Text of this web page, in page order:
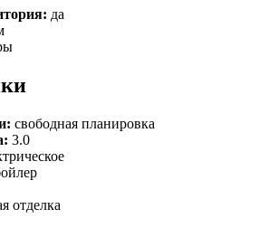
да
свободная планировка
3.0
отделка